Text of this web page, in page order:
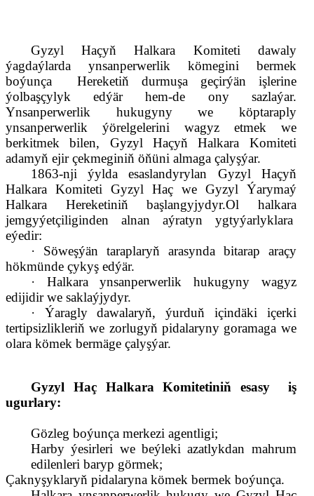
Gyzyl Haçyň Halkara Komiteti dawaly
ýagdaýlarda ynsanperwerlik kömegini bermek
boýunça
Hereketiň durmuşa geçirýän işlerine
ýolbaşçylyk edýär hem-de ony sazlaýar.
Ynsanperwerlik hukugyny we köptaraply
ynsanperwerlik ýörelgelerini wagyz etmek we
berkitmek bilen, Gyzyl Haçyň Halkara Komiteti
adamyň ejir çekmeginiň öňüni almaga çalyşýar.
1863-nji ýylda esaslandyrylan Gyzyl Haçyň
Halkara Komiteti Gyzyl Haç we Gyzyl Ýarymaý
Halkara Hereketiniň başlangyjydyr.Ol halkara
jemgyýetçiliginden alnan aýratyn ygtyýarlyklara
eýedir:
· Söweşýän taraplaryň arasynda bitarap araçy
hökmünde çykyş edýär.
· Halkara ynsanperwerlik hukugyny wagyz
edijidir we saklaýjydyr.
· Ýaragly dawalaryň, ýurduň içindäki içerki
tertipsizlikleriň we zorlugyň pidalaryny goramaga we
olara kömek bermäge çalyşýar.
Gyzyl Haç Halkara Komitetiniň esasy
iş
ugurlary:
Gözleg boýunça merkezi agentligi;
Harby ýesirleri we beýleki azatlykdan mahrum
edilenleri baryp görmek;
Çaknyşyklaryň pidalaryna kömek bermek boýunça.